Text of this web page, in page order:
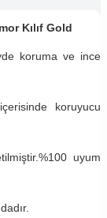
Kılıf Gold
koruma ve ince
koruyucu
uyum